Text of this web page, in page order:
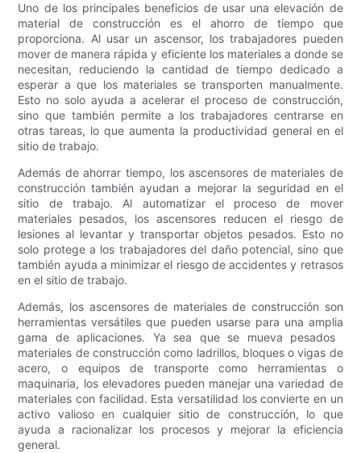
Uno de los principales beneficios de usar una elevación de
material de construcción es el ahorro de tiempo que
proporciona. Al usar un ascensor, los trabajadores pueden
mover de manera rápida y eficiente los materiales a donde se
necesitan, reduciendo la cantidad de tiempo dedicado a
esperar a que los materiales se transporten manualmente.
Esto no solo ayuda a acelerar el proceso de construcción,
sino que también permite a los trabajadores centrarse en
otras tareas, lo que aumenta la productividad general en el
sitio de trabajo.
Además de ahorrar tiempo, los ascensores de materiales de
construcción también ayudan a mejorar la seguridad en el
sitio de trabajo. Al automatizar el proceso de mover
materiales pesados, los ascensores reducen el riesgo de
lesiones al levantar y transportar objetos pesados. Esto no
solo protege a los trabajadores del daño potencial, sino que
también ayuda a minimizar el riesgo de accidentes y retrasos
en el sitio de trabajo.
Además, los ascensores de materiales de construcción son
herramientas versátiles que pueden usarse para una amplia
gama de aplicaciones. Ya sea que se mueva pesados ​​
materiales de construcción como ladrillos, bloques o vigas de
acero, o equipos de transporte como herramientas o
maquinaria, los elevadores pueden manejar una variedad de
materiales con facilidad. Esta versatilidad los convierte en un
activo valioso en cualquier sitio de construcción, lo que
ayuda a racionalizar los procesos y mejorar la eficiencia
general.